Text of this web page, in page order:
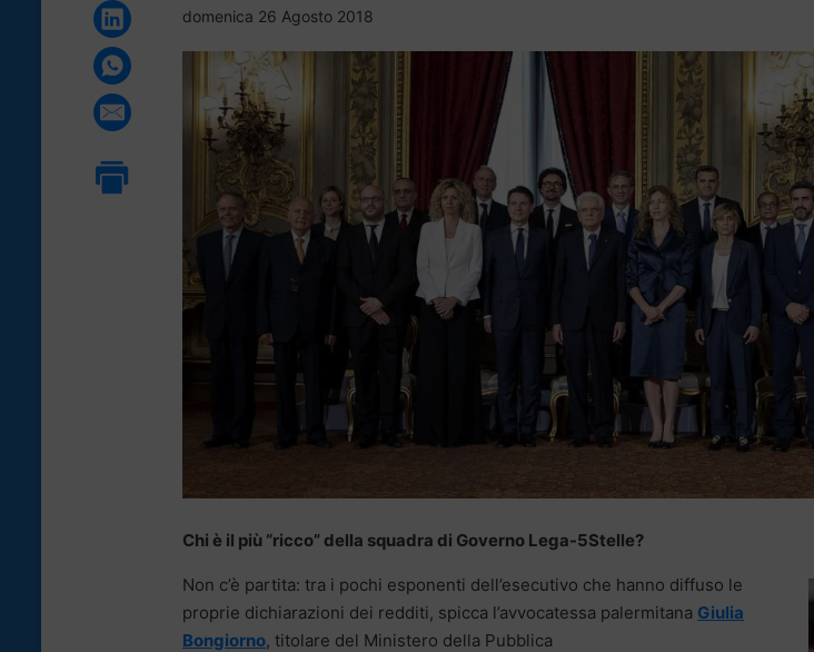
domenica 26 Agosto 2018
Chi è il più “ricco” della squadra di Governo Lega-5Stelle?
Non c’è partita: tra i pochi esponenti dell’esecutivo che hanno diffuso le
proprie dichiarazioni dei redditi, spicca l’avvocatessa palermitana Giulia
Bongiorno, titolare del Ministero della Pubblica